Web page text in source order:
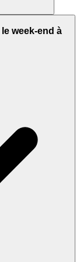
week-end à